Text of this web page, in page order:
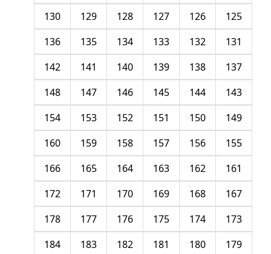
125
126
127
128
129
130
131
132
133
134
135
136
137
138
139
140
141
142
143
144
145
146
147
148
149
150
151
152
153
154
155
156
157
158
159
160
161
162
163
164
165
166
167
168
169
170
171
172
173
174
175
176
177
178
179
180
181
182
183
184